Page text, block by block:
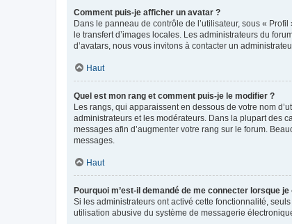
Comment puis-je afficher un avatar ?
Dans le panneau de contrôle de l’utilisateur, sous «
le transfert d’images locales. Les administrateurs du
d’avatars, nous vous invitons à contacter un
Haut
Quel est mon rang et comment puis-je le modifier ?
Les rangs, qui apparaissent en dessous de votre nom
administrateurs et les modérateurs. Dans la plupart des
messages afin d’augmenter votre rang sur le forum.
messages.
Haut
Pourquoi m’est-il demandé de me connecter lorsque
Si les administrateurs ont activé cette fonctionnalité,
utilisation abusive du système de messagerie